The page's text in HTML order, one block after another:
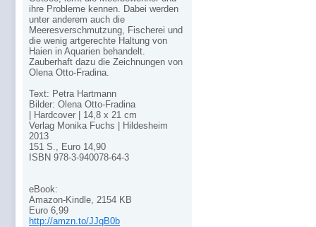
ihre Probleme kennen. Dabei werden
unter anderem auch die
Meeresverschmutzung, Fischerei und
die wenig artgerechte Haltung von
Haien in Aquarien behandelt.
Zauberhaft dazu die Zeichnungen von
Olena Otto-Fradina.
Text: Petra Hartmann
Bilder: Olena Otto-Fradina
| Hardcover | 14,8 x 21 cm
Verlag Monika Fuchs | Hildesheim
2013
151 S., Euro 14,90
ISBN 978-3-940078-64-3
eBook:
Amazon-Kindle, 2154 KB
Euro 6,99
http://amzn.to/JJqB0b